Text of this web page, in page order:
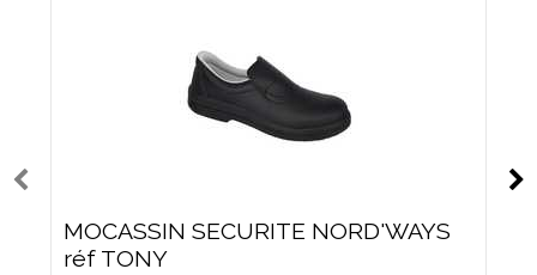
MOCASSIN SECURITE NORD'WAYS
réf TONY